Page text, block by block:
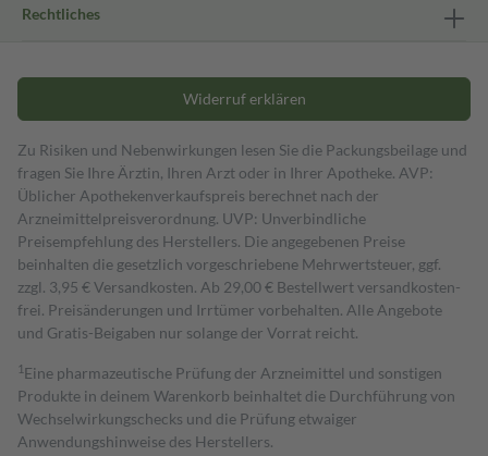
Rechtliches
Widerruf erklären
Zu Risiken und Nebenwirkungen lesen Sie die Packungsbeilage und
fragen Sie Ihre Ärztin, Ihren Arzt oder in Ihrer Apotheke. AVP:
Üblicher Apothekenverkaufspreis berechnet nach der
Arzneimittelpreisverordnung. UVP: Unverbindliche
Preisempfehlung des Herstellers. Die angegebenen Preise
beinhalten die gesetzlich vorgeschriebene Mehrwertsteuer, ggf.
zzgl. 3,95 € Versandkosten. Ab 29,00 € Bestell­wert versand­kosten­
frei. Preisänderungen und Irrtümer vorbehalten. Alle Angebote
und Gratis-Beigaben nur solange der Vorrat reicht.
1 Eine pharmazeutische Prüfung der Arzneimittel und sonstigen
Produkte in deinem Warenkorb beinhaltet die Durchführung von
Wechselwirkungschecks und die Prüfung etwaiger
Anwendungshinweise des Herstellers.